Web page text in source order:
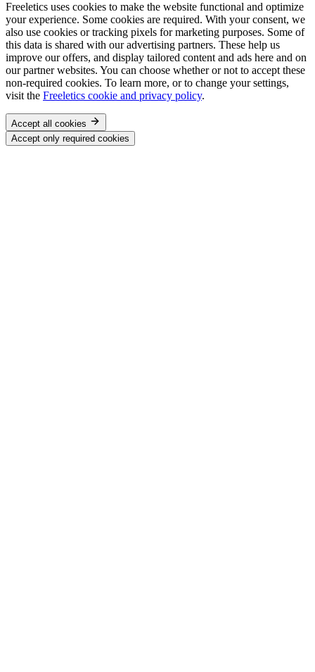
Freeletics uses cookies to make the website functional and optimize
your experience. Some cookies are required. With your consent, we
also use cookies or tracking pixels for marketing purposes. Some of
this data is shared with our advertising partners. These help us
improve our offers, and display tailored content and ads here and on
our partner websites. You can choose whether or not to accept these
non-required cookies. To learn more, or to change your settings,
visit the Freeletics cookie and privacy policy.
Accept all cookies
Accept only required cookies